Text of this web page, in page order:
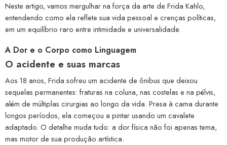
Neste artigo, vamos mergulhar na força da arte de Frida Kahlo,
entendendo como ela reflete sua vida pessoal e crenças políticas,
em um equilíbrio raro entre intimidade e universalidade.
A Dor e o Corpo como Linguagem
O acidente e suas marcas
Aos 18 anos, Frida sofreu um acidente de ônibus que deixou
sequelas permanentes: fraturas na coluna, nas costelas e na pélvis,
além de múltiplas cirurgias ao longo da vida. Presa à cama durante
longos períodos, ela começou a pintar usando um cavalete
adaptado. O detalhe muda tudo: a dor física não foi apenas tema,
mas motor de sua produção artística.